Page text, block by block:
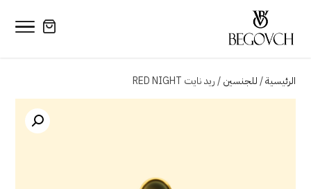
الرئيسية/للجنسين/ ريد نايت RED NIGHT